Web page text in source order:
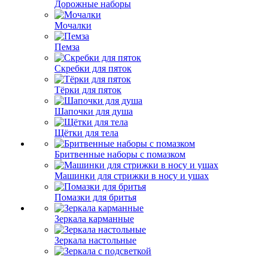
Дорожные наборы
Мочалки
Пемза
Скребки для пяток
Тёрки для пяток
Шапочки для душа
Щётки для тела
Бритвенные наборы с помазком
Машинки для стрижки в носу и ушах
Помазки для бритья
Зеркала карманные
Зеркала настольные